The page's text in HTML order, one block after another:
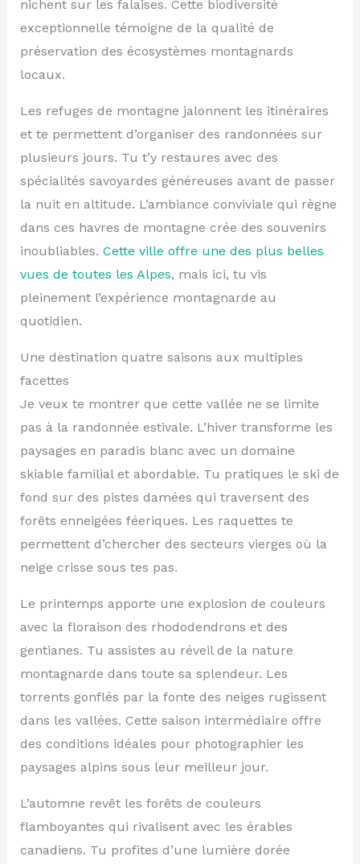
nichent sur les falaises. Cette biodiversité
exceptionnelle témoigne de la qualité de
préservation des écosystèmes montagnards
locaux.
Les refuges de montagne jalonnent les itinéraires
et te permettent d’organiser des randonnées sur
plusieurs jours. Tu t’y restaures avec des
spécialités savoyardes généreuses avant de passer
la nuit en altitude. L’ambiance conviviale qui règne
dans ces havres de montagne crée des souvenirs
inoubliables. Cette ville offre une des plus belles
vues de toutes les Alpes, mais ici, tu vis
pleinement l’expérience montagnarde au
quotidien.
Une destination quatre saisons aux multiples
facettes
Je veux te montrer que cette vallée ne se limite
pas à la randonnée estivale. L’hiver transforme les
paysages en paradis blanc avec un domaine
skiable familial et abordable. Tu pratiques le ski de
fond sur des pistes damées qui traversent des
forêts enneigées féeriques. Les raquettes te
permettent d’chercher des secteurs vierges où la
neige crisse sous tes pas.
Le printemps apporte une explosion de couleurs
avec la floraison des rhododendrons et des
gentianes. Tu assistes au réveil de la nature
montagnarde dans toute sa splendeur. Les
torrents gonflés par la fonte des neiges rugissent
dans les vallées. Cette saison intermédiaire offre
des conditions idéales pour photographier les
paysages alpins sous leur meilleur jour.
L’automne revêt les forêts de couleurs
flamboyantes qui rivalisent avec les érables
canadiens. Tu profites d’une lumière dorée